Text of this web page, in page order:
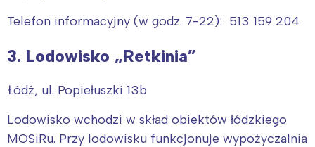
Telefon informacyjny (w godz. 7-22): 513 159 204
3. Lodowisko „Retkinia”
Łódź, ul. Popiełuszki 13b
Lodowisko wchodzi w skład obiektów łódzkiego
MOSiRu. Przy lodowisku funkcjonuje wypożyczalnia